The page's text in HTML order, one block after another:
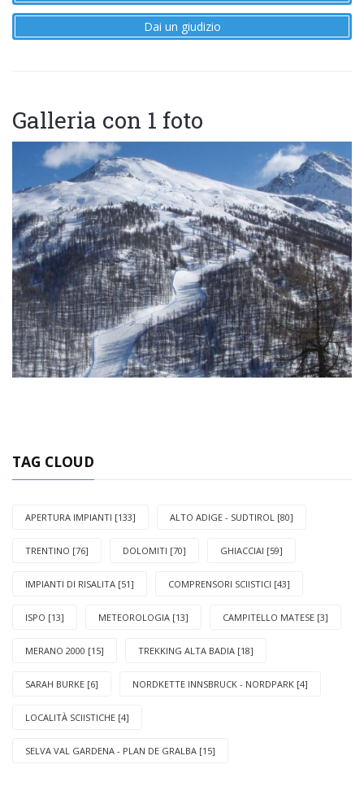
Dai un giudizio
Galleria con 1 foto
TAG CLOUD
APERTURA IMPIANTI [133] ALTO ADIGE - SUDTIROL [80]
TRENTINO [76] DOLOMITI [70] GHIACCIAI [59]
IMPIANTI DI RISALITA [51] COMPRENSORI SCIISTICI [43]
ISPO [13] METEOROLOGIA [13] CAMPITELLO MATESE [3]
MERANO 2000 [15] TREKKING ALTA BADIA [18]
SARAH BURKE [6] NORDKETTE INNSBRUCK - NORDPARK [4]
LOCALITÀ SCIISTICHE [4]
SELVA VAL GARDENA - PLAN DE GRALBA [15]